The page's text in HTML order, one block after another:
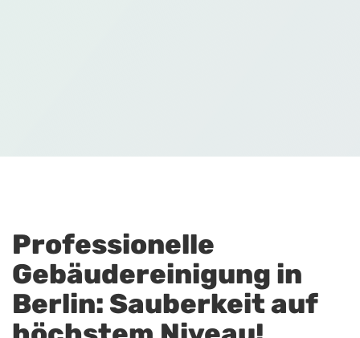
Professionelle
Gebäudereinigung in
Berlin: Sauberkeit auf